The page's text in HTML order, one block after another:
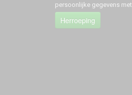
persoonlijke gegevens
Herroeping